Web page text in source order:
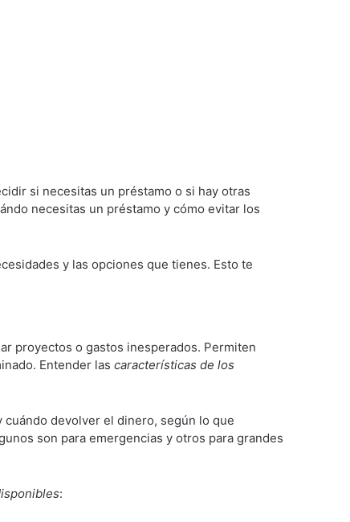
si necesitas un préstamo o si hay otras
necesitas un préstamo y cómo evitar los
y las opciones que tienes. Esto te
proyectos o gastos inesperados. Permiten
Entender las características de los
devolver el dinero, según lo que
son para emergencias y otros para grandes
: